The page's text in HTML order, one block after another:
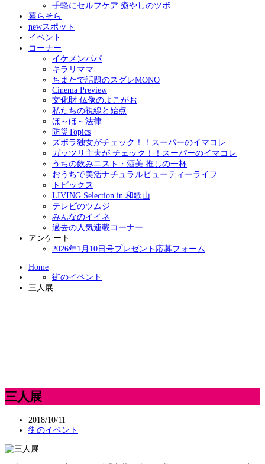
手軽にセルフケア 癒やしのツボ
暮らそら
newスポット
イベント
コーナー
イケメンパパ
キラリママ
ちまたで話題のスグレMONO
Cinema Preview
文化財 仏像のよこがお
私たちの視線と始点
ほ～ほ～法律
防災Topics
ズボラ独女がチェック！！スーパーのイマコレ
ガッツリ主夫が チェック！！スーパーのイマコレ
うちの飲みニスト・酒美 推しの一杯
おうちで美活ナチュラルビューティーライフ
トピックス
LIVING Selection in 和歌山
テレビのツムジ
みんなのイイネ
過去の人気連載コーナー
アンケート
2026年1月10日号プレゼント応募フォーム
Home
街のイベント
三人展
三人展
2018/10/11
街のイベント